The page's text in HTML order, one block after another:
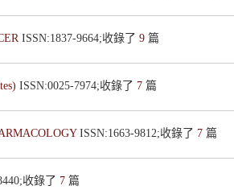
ISSN:1837-9664;收錄了 9 篇
ISSN:0025-7974;收錄了 7 篇
ISSN:1663-9812;收錄了 7 篇
收錄了 7 篇